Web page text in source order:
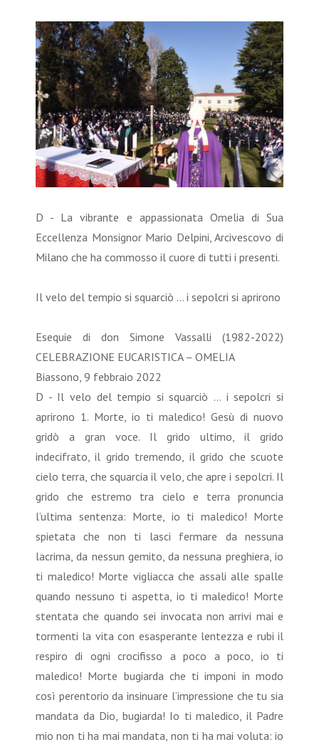
D - La vibrante e appassionata Omelia di Sua
Eccellenza Monsignor Mario Delpini, Arcivescovo di
Milano che ha commosso il cuore di tutti i presenti.
Il velo del tempio si squarciò … i sepolcri si aprirono
Esequie di don Simone Vassalli (1982-2022)
CELEBRAZIONE EUCARISTICA – OMELIA
Biassono, 9 febbraio 2022
D - Il velo del tempio si squarciò … i sepolcri si
aprirono 1. Morte, io ti maledico! Gesù di nuovo
gridò a gran voce. Il grido ultimo, il grido
indecifrato, il grido tremendo, il grido che scuote
cielo terra, che squarcia il velo, che apre i sepolcri. Il
grido che estremo tra cielo e terra pronuncia
l’ultima sentenza: Morte, io ti maledico! Morte
spietata che non ti lasci fermare da nessuna
lacrima, da nessun gemito, da nessuna preghiera, io
ti maledico! Morte vigliacca che assali alle spalle
quando nessuno ti aspetta, io ti maledico! Morte
stentata che quando sei invocata non arrivi mai e
tormenti la vita con esasperante lentezza e rubi il
respiro di ogni crocifisso a poco a poco, io ti
maledico! Morte bugiarda che ti imponi in modo
così perentorio da insinuare l’impressione che tu sia
mandata da Dio, bugiarda! Io ti maledico, il Padre
mio non ti ha mai mandata, non ti ha mai voluta: io